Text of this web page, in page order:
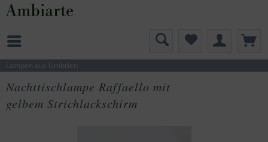
Lampen aus Umbrien
Nachttischlampe Raffaello mit
gelbem Strichlackschirm